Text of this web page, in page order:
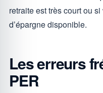
retraite est très court ou
d’épargne disponible.
Les erreurs
PER